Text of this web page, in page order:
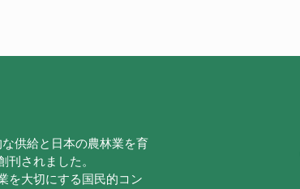
供給と日本の農林業を育
されました。
を大切にする国民的コン